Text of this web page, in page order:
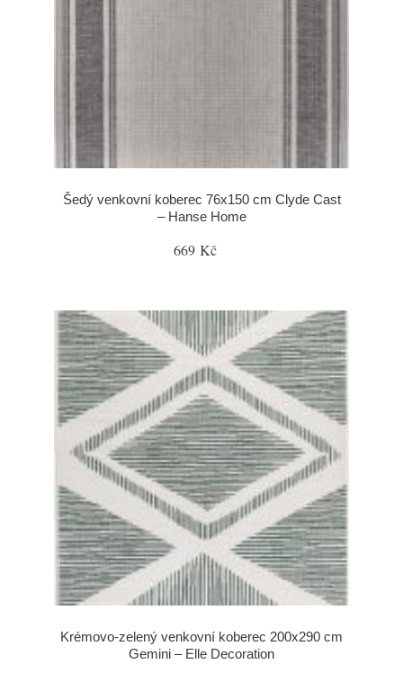
Šedý venkovní koberec 76x150 cm Clyde Cast
– Hanse Home
669 Kč
Krémovo-zelený venkovní koberec 200x290 cm
Gemini – Elle Decoration